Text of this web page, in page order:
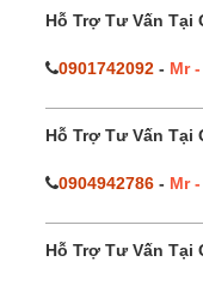
Hỗ Trợ Tư Vấn Tại
0901742092 - Mr
Hỗ Trợ Tư Vấn Tại
0904942786 - Mr
Hỗ Trợ Tư Vấn Tại